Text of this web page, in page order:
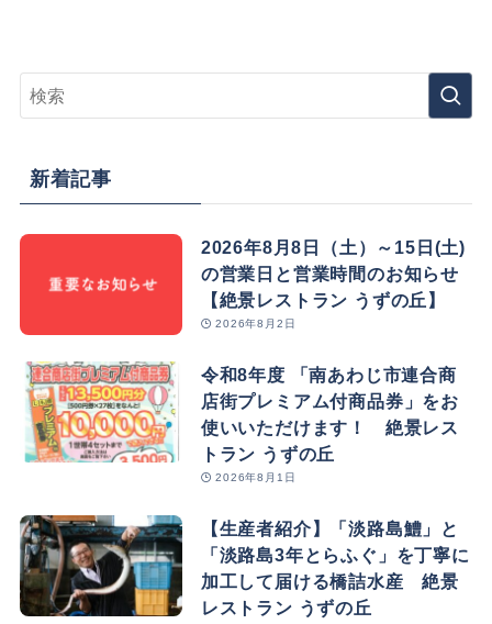
新着記事
2026年8月8日（土）～15日(土)
の営業日と営業時間のお知らせ
【絶景レストラン うずの丘】
2026年8月2日
令和8年度 「南あわじ市連合商
店街プレミアム付商品券」をお
使いいただけます！ 絶景レス
トラン うずの丘
2026年8月1日
【生産者紹介】「淡路島鱧」と
「淡路島3年とらふぐ」を丁寧に
加工して届ける橋詰水産 絶景
レストラン うずの丘